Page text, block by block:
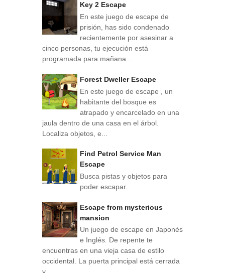
Key 2 Escape
En este juego de escape de
prisión, has sido condenado
recientemente por asesinar a
cinco personas, tu ejecución está
programada para mañana...
Forest Dweller Escape
En este juego de escape , un
habitante del bosque es
atrapado y encarcelado en una
jaula dentro de una casa en el árbol.
Localiza objetos, e...
Find Petrol Service Man
Escape
Busca pistas y objetos para
poder escapar.
Escape from mysterious
mansion
Un juego de escape en Japonés
e Inglés. De repente te
encuentras en una vieja casa de estilo
occidental. La puerta principal está cerrada